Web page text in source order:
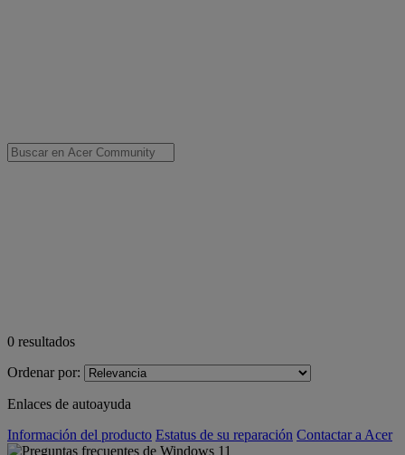
0 resultados
Ordenar por:
Enlaces de autoayuda
Información del producto Estatus de su reparación Contactar a Acer